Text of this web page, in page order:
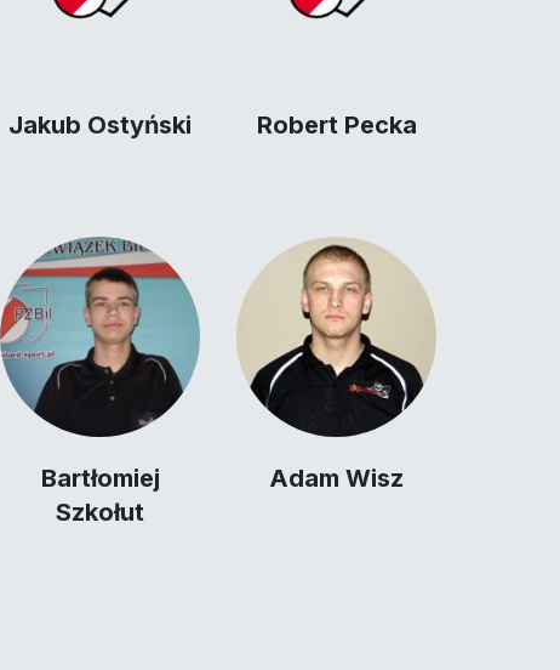
Jakub Ostyński Robert Pecka
Bartłomiej
Szkołut
Adam Wisz